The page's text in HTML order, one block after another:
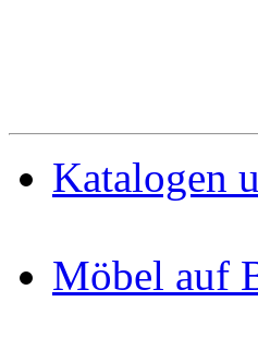
Katalogen
Möbel auf